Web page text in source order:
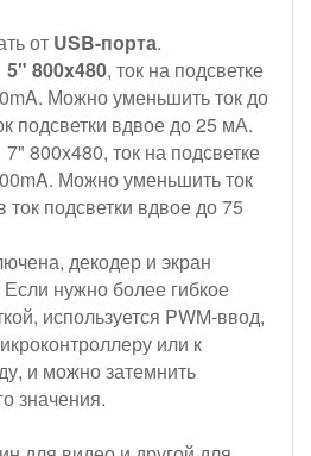
от USB-порта.
5" 800x480, ток на подсветке
Можно уменьшить ток до
подсветки вдвое до 25 мА.
800x480, ток на подсветке
Можно уменьшить ток
подсветки вдвое до 75
декодер и экран
нужно более гибкое
используется PWM-ввод,
или к
и можно затемнить
значения.